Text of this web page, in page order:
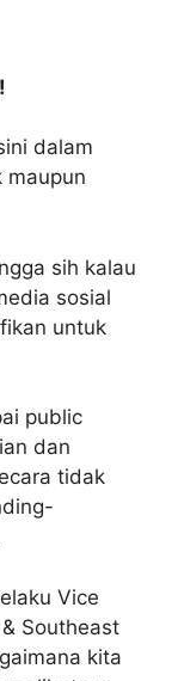
dalam
maupun
sih kalau
sosial
untuk
public
dan
tidak
Vice
Southeast
kita